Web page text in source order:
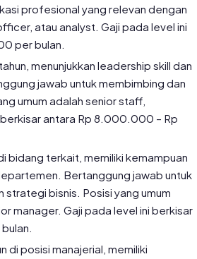
profesional yang relevan dengan
atau analyst. Gaji pada level ini
per bulan.
menunjukkan leadership skill dan
jawab untuk membimbing dan
umum adalah senior staff,
antara Rp 8.000.000 – Rp
bidang terkait, memiliki kemampuan
Bertanggung jawab untuk
bisnis. Posisi yang umum
manager. Gaji pada level ini berkisar
di posisi manajerial, memiliki